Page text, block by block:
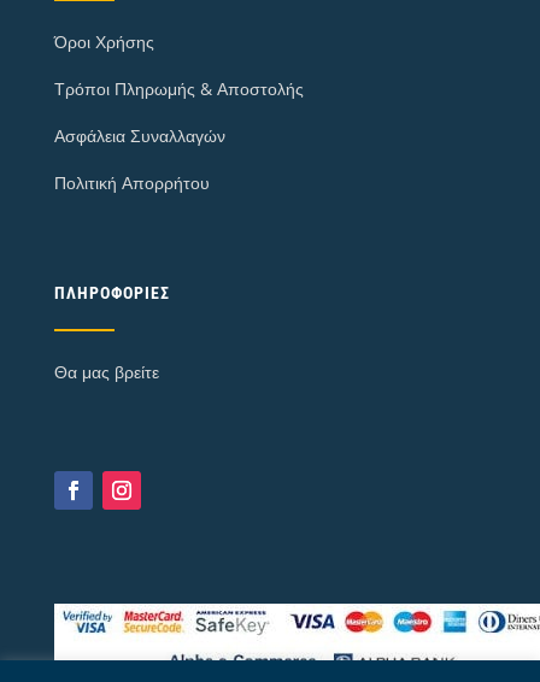
Όροι Χρήσης
Τρόποι Πληρωμής & Αποστολής
Ασφάλεια Συναλλαγών
Πολιτική Απορρήτου
ΠΛΗΡΟΦΟΡΊΕΣ
Θα μας βρείτε